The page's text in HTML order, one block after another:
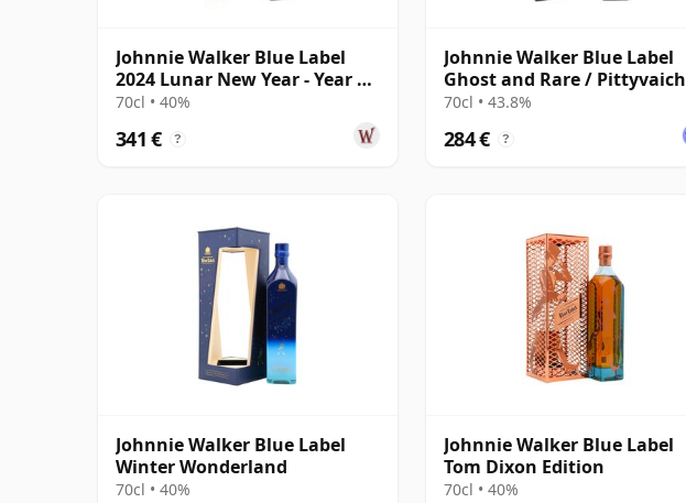
Johnnie Walker Blue Label
2024 Lunar New Year - Year Of
The Drago
70cl • 40%
341 € ?
Johnnie Walker Blue Label
Ghost and Rare / Pittyvaich
70cl • 43.8%
284 € ?
Johnnie Walker Blue Label
Winter Wonderland
70cl • 40%
Johnnie Walker Blue Label
Tom Dixon Edition
70cl • 40%